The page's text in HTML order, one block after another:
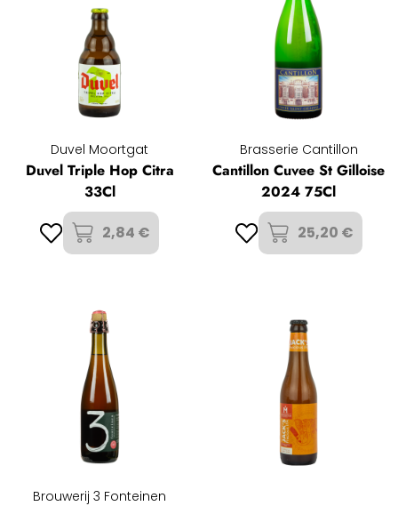
Duvel Moortgat
Duvel Triple Hop Citra
33Cl
2,84 €
Brasserie Cantillon
Cantillon Cuvee St Gilloise
2024 75Cl
25,20 €
Brouwerij 3 Fonteinen